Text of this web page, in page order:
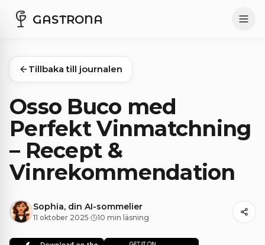
GASTRONA
Tillbaka till journalen
Osso Buco med
Perfekt Vinmatchning
– Recept &
Vinrekommendation
Sophia, din AI-sommelier
11 oktober 2025· 10 min läsning